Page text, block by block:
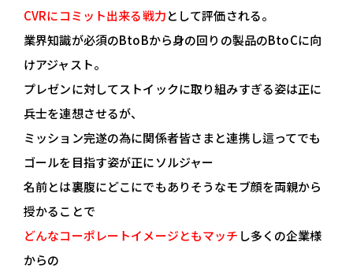
CVRにコミット出来る戦力として評価される。
業界知識が必須のBtoBから身の回りの製品のBtoCに向
けアジャスト。
プレゼンに対してストイックに取り組みすぎる姿は正に
兵士を連想させるが、
ミッション完遂の為に関係者皆さまと連携し這ってでも
ゴールを目指す姿が正にソルジャー
名前とは裏腹にどこにでもありそうなモブ顔を両親から
授かることで
どんなコーポレートイメージともマッチ し多くの企業様
からの